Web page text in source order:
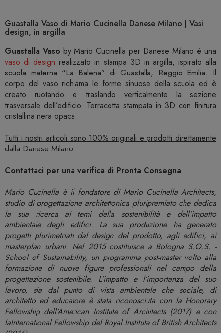
Guastalla Vaso di Mario Cucinella Danese Milano | Vasi
design, in argilla
Guastalla Vaso by Mario Cucinella per Danese Milano è una
vaso di design realizzato in stampa 3D in argilla, ispirato alla
scuola materna “La Balena” di Guastalla, Reggio Emilia. Il
corpo del vaso richiama le forme sinuose della scuola ed è
creato ruotando e traslando verticalmente la sezione
trasversale dell’edificio. Terracotta stampata in 3D con finitura
cristallina nera opaca.
Tutti i nostri articoli sono 100% originali e prodotti direttamente
dalla Danese Milano.
Contattaci per una verifica di Pronta Consegna
Mario Cucinella è il fondatore di Mario Cucinella Architects,
studio di progettazione architettonica pluripremiato che dedica
la sua ricerca ai temi della sostenibilità e dell’impatto
ambientale degli edifici. La sua produzione ha generato
progetti plurimetriati dal design del prodotto, agli edifici, ai
masterplan urbani. Nel 2015 costituisce a Bologna S.O.S. -
School of Sustainability, un programma post-master volto alla
formazione di nuove figure professionali nel campo della
progettazione sostenibile. L’impatto e l’importanza del suo
lavoro, sia dal punto di vista ambientale che sociale, di
architetto ed educatore è stata riconosciuta con la Honorary
Fellowship dell’American Institute of Architects (2017) e con
laInternational Fellowship del Royal Institute of British Architects